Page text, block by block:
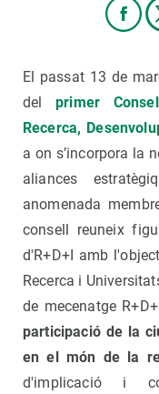
El passat 13 de
delprimer
Recerca,
a on s’incorpora la
aliances
anomenada
consell reuneix
d'R+D+I amb
Recerca i
de mecenatge
participació de la
en el món de la
d'implicació i